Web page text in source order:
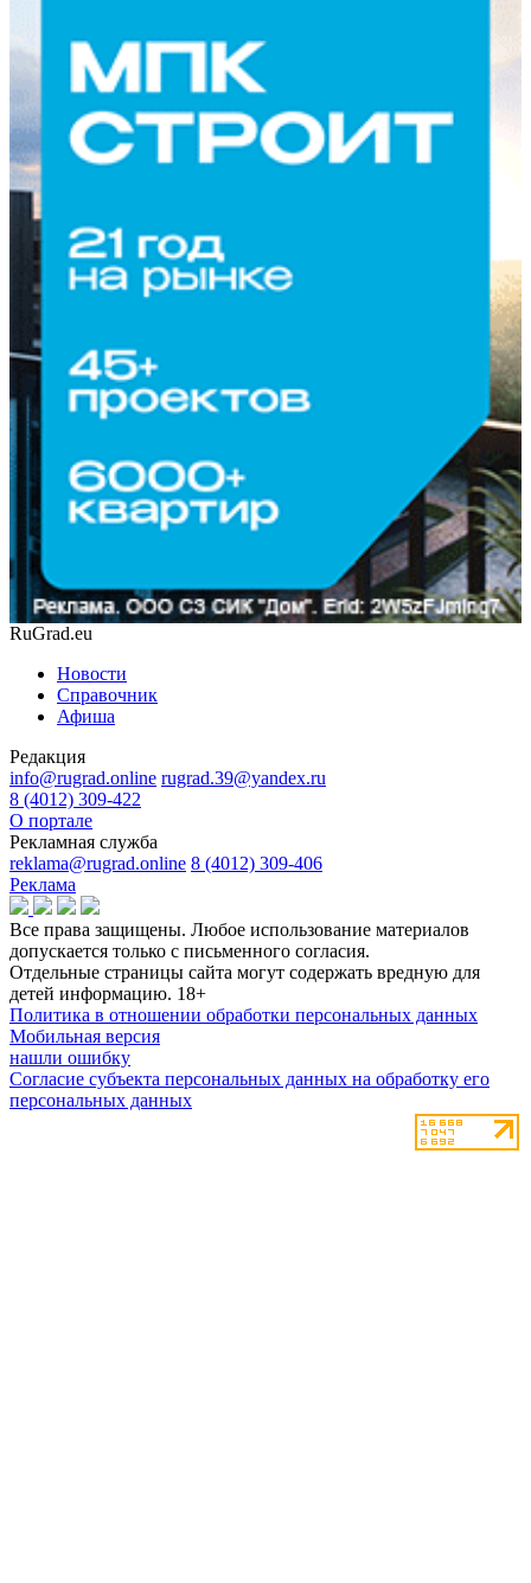
RuGrad.eu
Новости
Справочник
Афиша
Редакция
info@rugrad.online rugrad.39@yandex.ru
8 (4012) 309-422
О портале
Рекламная служба
reklama@rugrad.online 8 (4012) 309-406
Реклама
Все права защищены. Любое использование материалов
допускается только с письменного согласия.
Отдельные страницы сайта могут содержать вредную для
детей информацию. 18+
Политика в отношении обработки персональных данных
Мобильная версия
нашли ошибку
Согласие субъекта персональных данных на обработку его
персональных данных